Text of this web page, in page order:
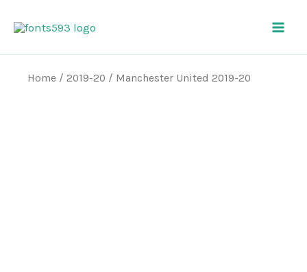
Home / 2019-20 / Manchester United 2019-20